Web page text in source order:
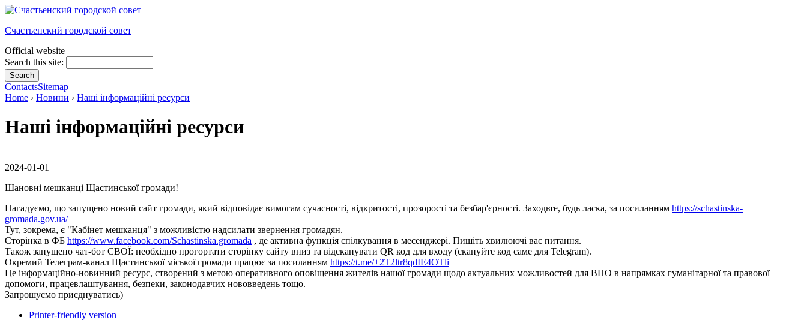
Счастьенский городской совет
Official website
Search this site:
ContactsSitemap
Home › Новини › Наші інформаційні ресурси
Наші інформаційні ресурси
2024-01-01
Шановні мешканці Щастинської громади!
Нагадуємо, що запущено новий сайт громади, який відповідає вимогам сучасності, відкритості, прозорості та безбар'єрності. Заходьте, будь ласка, за посиланням https://schastinska-
gromada.gov.ua/
Тут, зокрема, є "Кабінет мешканця" з можливістю надсилати звернення громадян.
Сторінка в ФБ https://www.facebook.com/Schastinska.gromada , де активна функція спілкування в месенджері. Пишіть хвилюючі вас питання.
Також запущено чат-бот СВОЇ: необхідно прогортати сторінку сайту вниз та відсканувати QR код для входу (скануйте код саме для Telegram).
Окремий Телеграм-канал Щастинської міської громади працює за посиланням https://t.me/+2T2ltr8qdIE4OTli
Це інформаційно-новинний ресурс, створений з метою оперативного оповіщення жителів нашої громади щодо актуальних можливостей для ВПО в напрямках гуманітарної та правової
допомоги, працевлаштування, безпеки, законодавчих нововведень тощо.
Запрошуємо приєднуватись)
Printer-friendly version